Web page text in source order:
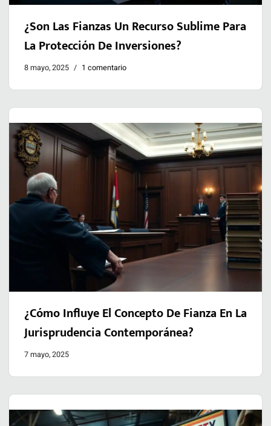
¿Son Las Fianzas Un Recurso Sublime Para
La Protección De Inversiones?
8 mayo, 2025 1 comentario
¿Cómo Influye El Concepto De Fianza En La
Jurisprudencia Contemporánea?
7 mayo, 2025